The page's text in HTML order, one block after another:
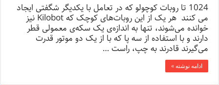
1024 تا روبات کوچولو که در تعامل با یکدیگر شگفتی ایجاد
می کنند هر یک از این روبات‌های کوچک که Kilobot نیز
خوانده می‌شوند، تنها به اندازه‌ی یک سکه‌ی معمولی قطر
دارند و با استفاده از سه پا که با از یک دو موتور قدرت
می‌گیرند قادرند به چپ، راست …
ادامه نوشته »